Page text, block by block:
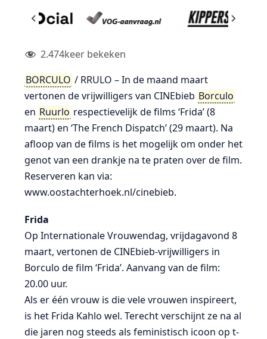
2.474keer bekeken
BORCULO / RRULO – In de maand maart
vertonen de vrijwilligers van CINEbieb Borculo
en Ruurlo respectievelijk de films ‘Frida’ (8
maart) en ‘The French Dispatch’ (29 maart). Na
afloop van de films is het mogelijk om onder het
genot van een drankje na te praten over de film.
Reserveren kan via:
www.oostachterhoek.nl/cinebieb.
Frida
Op Internationale Vrouwendag, vrijdagavond 8
maart, vertonen de CINEbieb-vrijwilligers in
Borculo de film ‘Frida’. Aanvang van de film:
20.00 uur.
Als er één vrouw is die vele vrouwen inspireert,
is het Frida Kahlo wel. Terecht verschijnt ze na al
die jaren nog steeds als feministisch icoon op t-